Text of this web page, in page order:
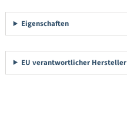
Eigenschaften
EU verantwortlicher Hersteller